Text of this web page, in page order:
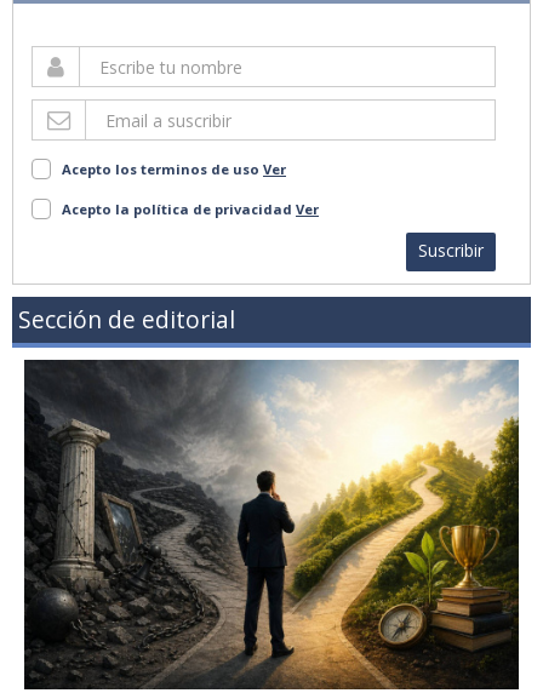
Acepto los terminos de uso Ver
Acepto la política de privacidad Ver
Suscribir
Sección de editorial